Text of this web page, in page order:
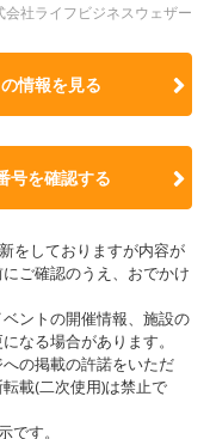
社ライフビジネスウェザー
情報を見る
号を確認する
をしておりますが内容が
ご確認のうえ、おでかけ
ントの開催情報、施設の
なる場合があります。
の掲載の許諾をいただ
載(二次使用)は禁止で
す。